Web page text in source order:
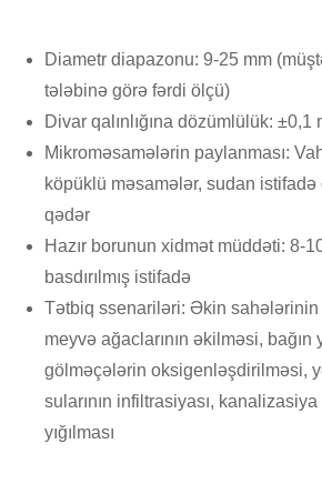
Diametr diapazonu: 9-25 mm
tələbinə görə fərdi ölçü)
Divar qalınlığına dözümlülük: ±0,1
Mikroməsamələrin paylanması:
köpüklü məsamələr, sudan
qədər
Hazır borunun xidmət müddəti: 8-
basdırılmış istifadə
Tətbiq ssenariləri: Əkin sahələrinin
meyvə ağaclarının əkilməsi, bağın
gölməçələrin oksigenləşdirilməsi,
sularının infiltrasiyası, kanalizasiya
yığılması